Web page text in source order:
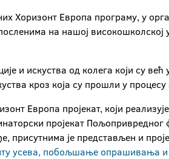
Хоризонт Европа програму, у
на нашој високошколској
и искуства од колега који су већ
кроз која су прошли у процесу
Европа пројекат, који
пројекат
присутнима је представљен и
усева, побољшање опрашивања и